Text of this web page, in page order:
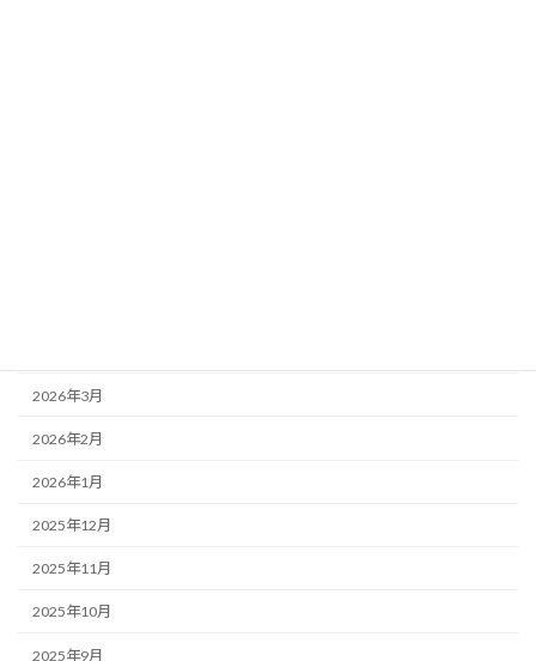
2026年3月
2026年2月
2026年1月
2025年12月
2025年11月
2025年10月
2025年9月